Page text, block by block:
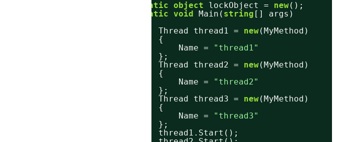
static object lockObject = new();
static void Main( string [] args)
Thread thread1 = new(MyMethod)
{
Name =
"thread1"
};
Thread thread2 = new(MyMethod)
{
Name =
"thread2"
};
Thread thread3 = new(MyMethod)
{
Name =
"thread3"
};
thread1.Start();